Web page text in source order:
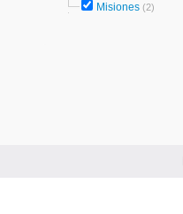
Misiones (2)